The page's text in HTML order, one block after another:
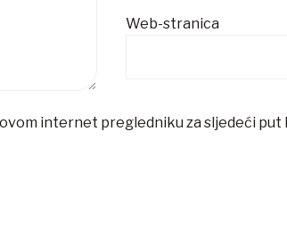
Web-stranica
internet pregledniku za sljedeći